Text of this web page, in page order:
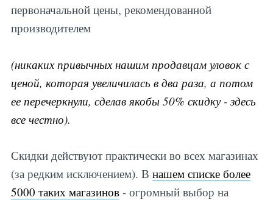
первоначальной цены, рекомендованной
производителем
(никаких привычных нашим продавцам уловок с
ценой, которая увеличилась в два раза, а потом
ее перечеркнули, сделав якобы 50% скидку - здесь
все честно).
Скидки действуют практически во всех магазинах
(за редким исключением). В нашем списке более
5000 таких магазинов- огромный выбор на